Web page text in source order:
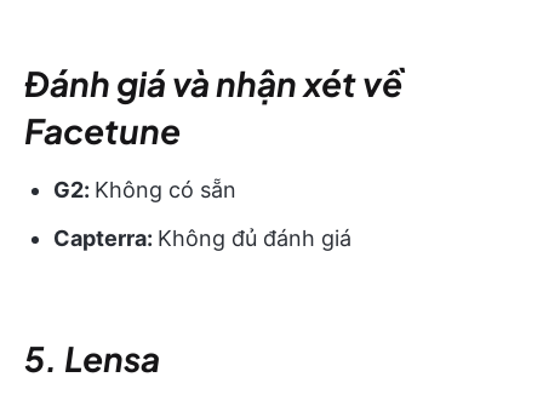
Đánh giá và nhận xét về
Facetune
G2: Không có sẵn
Capterra: Không đủ đánh giá
5. Lensa